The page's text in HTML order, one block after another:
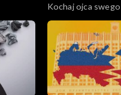
Kochaj ojca swego